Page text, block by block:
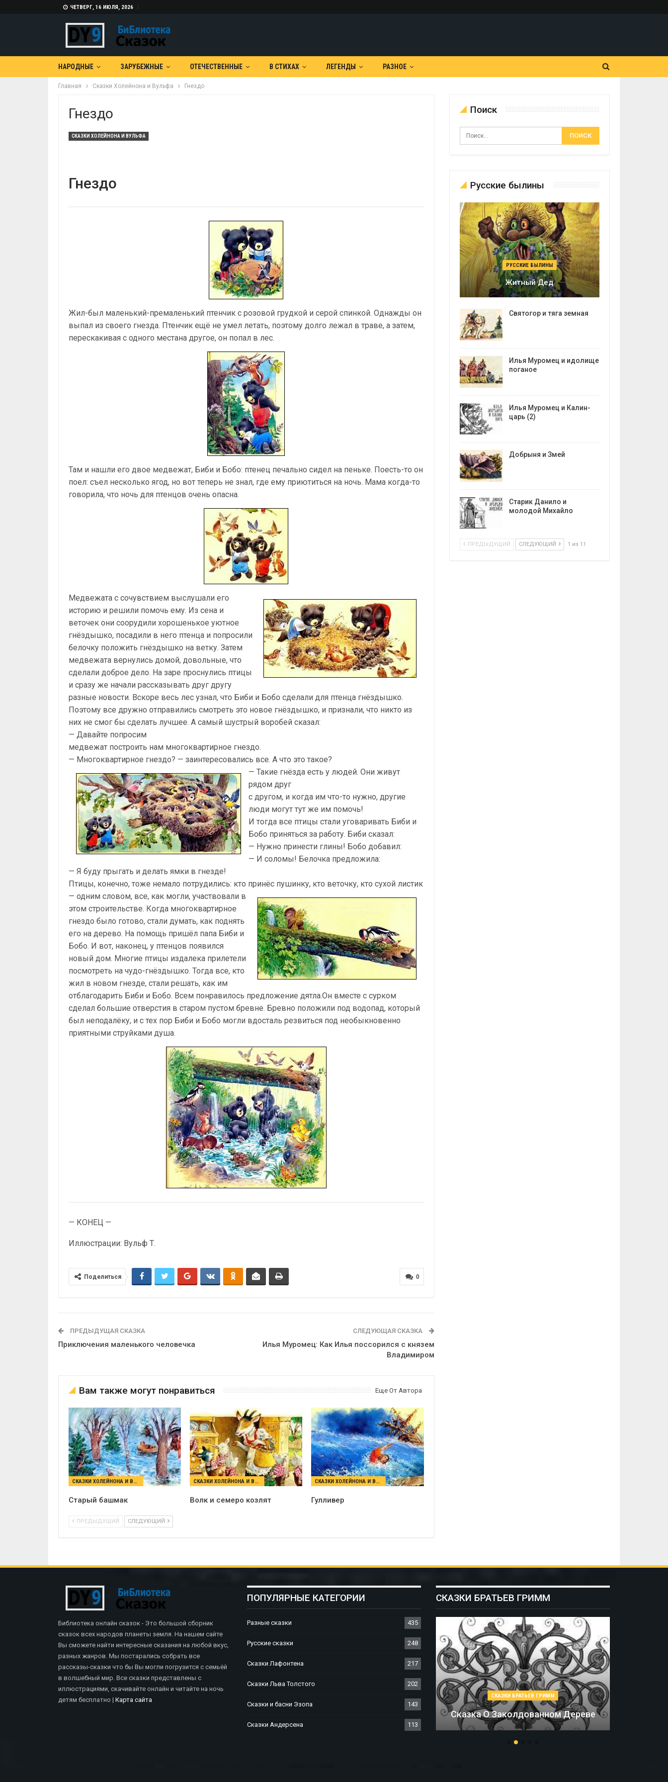
ЧЕТВЕРГ, 16 ИЮЛЯ, 2026
НАРОДНЫЕ ЗАРУБЕЖНЫЕ ОТЕЧЕСТВЕННЫЕ В СТИХАХ ЛЕГЕНДЫ РАЗНОЕ
Главная Сказки Холейнона и Вульфа Гнездо
Гнездо
СКАЗКИ ХОЛЕЙНОНА И ВУЛЬФА
Гнездо
Жил-был маленький-премаленький птенчик с розовой грудкой и серой спинкой. Однажды он
выпал из своего гнезда. Птенчик ещё не умел летать, поэтому долго лежал в траве, а затем,
перескакивая с одного местана другое, он попал в лес.
Там и нашли его двое медвежат, Биби и Бобо: птенец печально сидел на пеньке. Поесть-то он
поел: съел несколько ягод, но вот теперь не знал, где ему приютиться на ночь. Мама когда-то
говорила, что ночь для птенцов очень опасна.
Медвежата с сочувствием выслушали его
историю и решили помочь ему. Из сена и
веточек они соорудили хорошенькое уютное
гнёздышко, посадили в него птенца и попросили
белочку положить гнёздышко на ветку. Затем
медвежата вернулись домой, довольные, что
сделали доброе дело. На заре проснулись птицы
и сразу же начали рассказывать друг другу
разные новости. Вскоре весь лес узнал, что Биби и Бобо сделали для птенца гнёздышко.
Поэтому все дружно отправились смотреть это новое гнёздышко, и признали, что никто из
них не смог бы сделать лучшее. А самый шустрый воробей сказал:
— Давайте попросим
медвежат построить нам многоквартирное гнездо.
— Многоквартирное гнездо? — заинтересовались все. А что это такое?
— Такие гнёзда есть у людей. Они живут
рядом друг
с другом, и когда им что-то нужно, другие
люди могут тут же им помочь!
И тогда все птицы стали уговаривать Биби и
Бобо приняться за работу. Биби сказал:
— Нужно принести глины! Бобо добавил:
— И соломы! Белочка предложила:
— Я буду прыгать и делать ямки в гнезде!
Птицы, конечно, тоже немало потрудились: кто принёс пушинку, кто веточку, кто сухой листик
— одним словом, все, как могли, участвовали в
этом строительстве. Когда многоквартирное
гнездо было готово, стали думать, как поднять
его на дерево. На помощь пришёл папа Биби и
Бобо. И вот, наконец, у птенцов появился
новый дом. Многие птицы издалека прилетели
посмотреть на чудо-гнёздышко. Тогда все, кто
жил в новом гнезде, стали решать, как им
отблагодарить Биби и Бобо. Всем понравилось предложение дятла.Он вместе с сурком
сделал большие отверстия в старом пустом бревне. Бревно положили под водопад, который
был неподалёку, и с тех пор Биби и Бобо могли вдосталь резвиться под необыкновенно
приятными струйками душа.
— КОНЕЦ —
Иллюстрации: Вульф Т.
0
Поделиться
ПРЕДЫДУЩАЯ СКАЗКА
Приключения маленького человечка
СЛЕДУЮЩАЯ СКАЗКА
Илья Муромец: Как Илья поссорился с князем
Владимиром
Вам также могут понравиться Еще От Автора
СКАЗКИ ХОЛЕЙНОНА И ВУЛЬФА
Старый башмак
СКАЗКИ ХОЛЕЙНОНА И ВУЛЬФА
Волк и семеро козлят
СКАЗКИ ХОЛЕЙНОНА И ВУЛЬФА
Гулливер
ПРЕДЫДУЩИЙ СЛЕДУЮЩИЙ
Поиск
Русские былины
РУССКИЕ БЫЛИНЫ
Житный Дед
Святогор и тяга земная
Илья Муромец и идолище
поганое
Илья Муромец и Калин-
царь (2)
Добрыня и Змей
Старик Данило и
молодой Михайло
ПРЕДЫДУЩИЙ СЛЕДУЮЩИЙ 1 из 11
Библиотека онлайн сказок - Это большой сборник
сказок всех народов планеты земля. На нашем сайте
Вы сможете найти интересные сказания на любой вкус,
разных жанров. Мы постарались собрать все
рассказы-сказки что бы Вы могли погрузится с семьёй
в волшебный мир. Все сказки представлены с
иллюстрациями, скачивайте онлайн и читайте на ночь
детям бесплатно | Карта сайта
ПОПУЛЯРНЫЕ КАТЕГОРИИ
Разные сказки 435
Русские сказки 248
Сказки Лафонтена 217
Сказки Льва Толстого 202
Сказки и басни Эзопа 143
Сказки Андерсена 113
СКАЗКИ БРАТЬЕВ ГРИММ
Сказка О Заколдованном Дереве
СКАЗКИ БРАТЬЕВ ГРИММ
Соломинка, Уголь И Боб